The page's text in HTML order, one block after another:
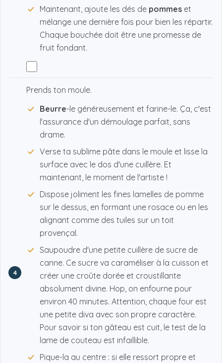
Maintenant, ajoute les dés de pommes et
mélange une dernière fois pour bien les répartir.
Chaque bouchée doit être une promesse de
fruit fondant.
4
Prends ton moule.
Beurre-le généreusement et farine-le. Ça, c'est
l'assurance d'un démoulage parfait, sans
drame.
Verse ta sublime pâte dans le moule et lisse la
surface avec le dos d'une cuillère. Et
maintenant, le moment de l'artiste !
Dispose joliment les fines lamelles de pomme
sur le dessus, en formant une rosace ou en les
alignant comme des tuiles sur un toit
provençal.
Saupoudre d'une petite cuillère de sucre de
canne. Ce sucre va caraméliser à la cuisson et
créer une croûte dorée et croustillante
absolument divine. Hop, on enfourne pour
environ 40 minutes. Attention, chaque four est
une petite diva avec son propre caractère.
Pour savoir si ton gâteau est cuit, le test de la
lame de couteau est infaillible.
Pique-la au centre : si elle ressort propre et